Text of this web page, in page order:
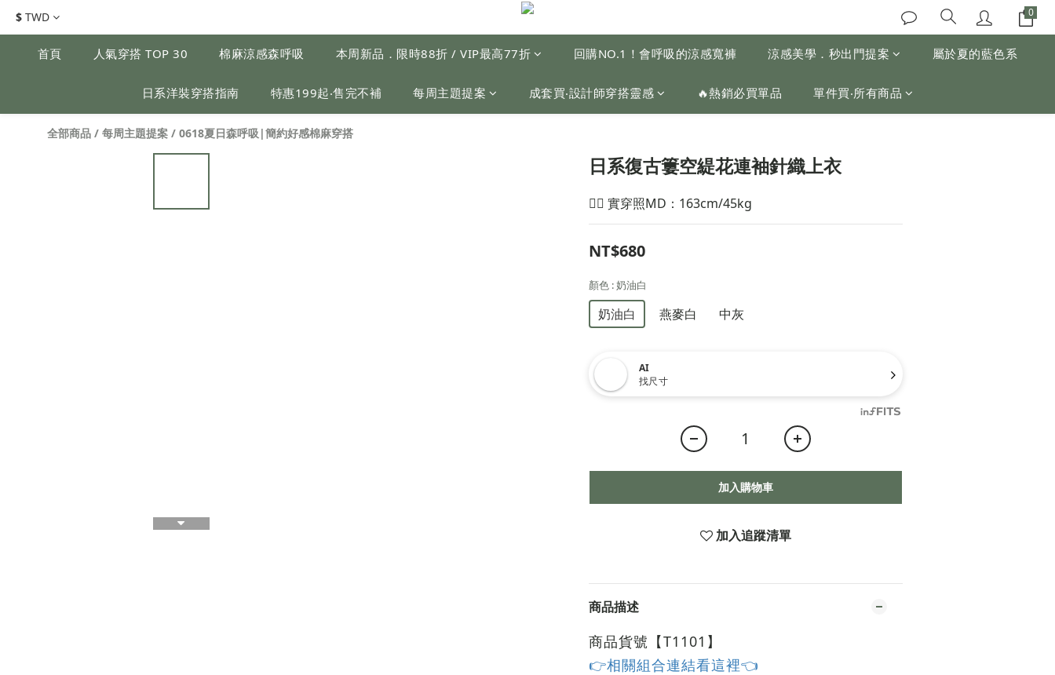
$ TWD
首頁 人氣穿搭 TOP 30 棉麻涼感森呼吸 本周新品．限時88折 / VIP最高77折 回購NO.1！會呼吸的涼感寬褲 涼感美學．秒出門提案 屬於夏的藍色系
日系洋裝穿搭指南 特惠199起‧售完不補 每周主題提案 成套買‧設計師穿搭靈感 🔥熱銷必買單品 單件買‧所有商品
全部商品 / 每周主題提案 / 0618夏日森呼吸|簡約好感棉麻穿搭
日系復古簍空緹花連袖針織上衣
🙋‍♀️ 實穿照MD：163cm/45kg
NT$680
顏色 : 奶油白
奶油白 燕麥白 中灰
AI
找尺寸
加入購物車
加入追蹤清單
商品描述
商品貨號【T1101 】
👉相關組合連結看這裡👈